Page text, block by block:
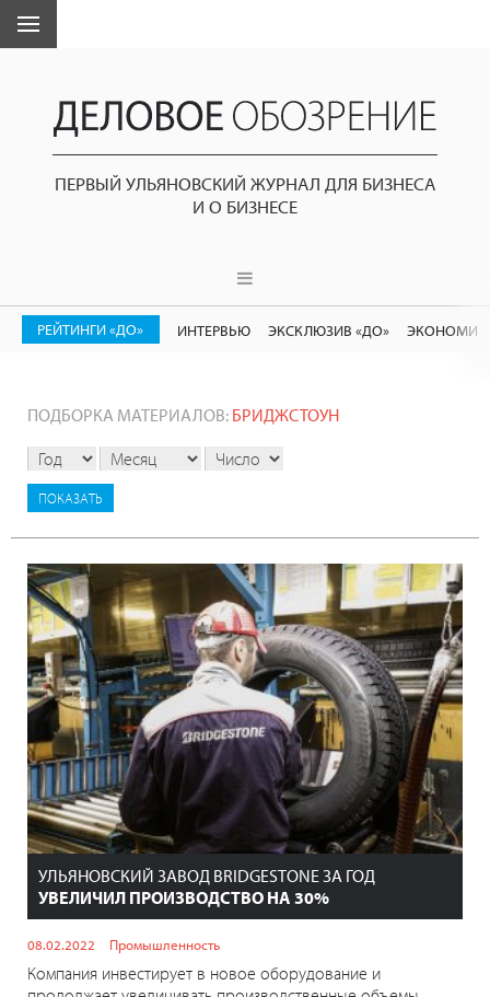
ПЕРВЫЙ УЛЬЯНОВСКИЙ ЖУРНАЛ ДЛЯ БИЗНЕСА
И О БИЗНЕСЕ
РЕЙТИНГИ «ДО» ИНТЕРВЬЮ ЭКСКЛЮЗИВ «ДО»
ПОДБОРКА МАТЕРИАЛОВ: БРИДЖСТОУН
УЛЬЯНОВСКИЙ ЗАВОД BRIDGESTONE ЗА ГОД
УВЕЛИЧИЛ ПРОИЗВОДСТВО НА 30%
08.02.2022 Промышленность
Компания инвестирует в новое оборудование и